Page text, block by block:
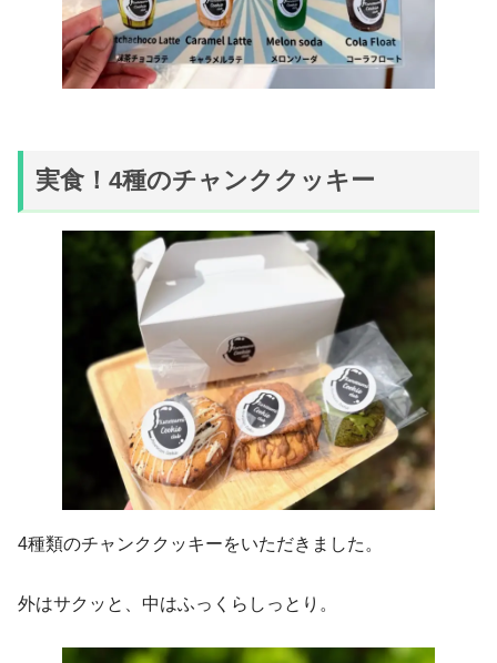
実食！4種のチャンククッキー
4種類のチャンククッキーをいただきました。
外はサクッと、中はふっくらしっとり。